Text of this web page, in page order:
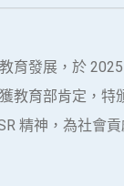
育發展，於
教育部肯定，
精神，為社會